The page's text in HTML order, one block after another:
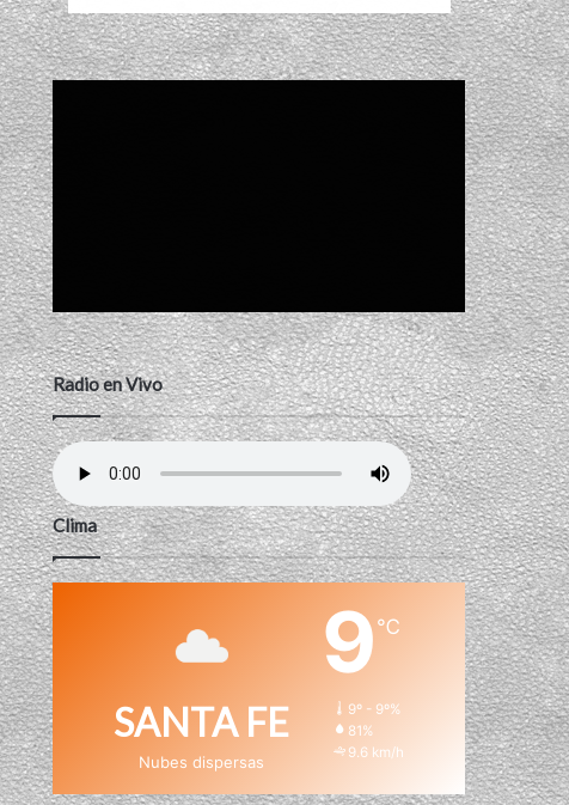
Radio en Vivo
Clima
SANTA FE
Nubes dispersas
9℃
9º - 9º%
81%
9.6 km/h